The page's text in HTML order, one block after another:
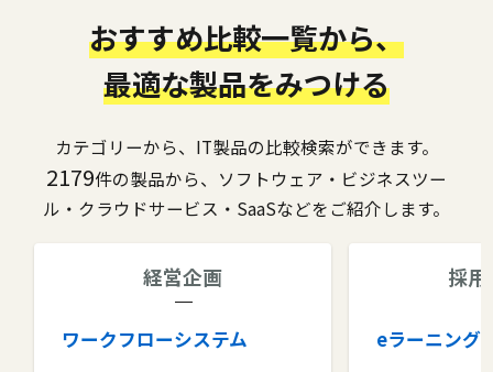
おすすめ比較一覧から、
最適な製品をみつける
カテゴリーから、IT製品の比較検索ができます。
2179件の製品から、ソフトウェア・ビジネスツー
ル・クラウドサービス・SaaSなどをご紹介します。
経営企画
ワークフローシステム
採
eラーニング